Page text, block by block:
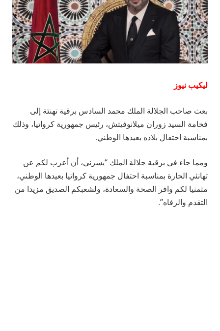
ليكيب نيوز
بعث صاحب الجلالة الملك محمد السادس برقية تهنئة إلى
فخامة السيد زوران ميلانوفيتش، رئيس جمهورية كرواتيا، وذلك
بمناسبة احتفال بلاده بعيدها الوطني.
ومما جاء في برقية جلالة الملك “يسرني، أن أعرب لكم عن
تهانئي الحارة بمناسبة احتفال جمهورية كرواتيا بعيدها الوطني،
متمنيا لكم وافر الصحة والسعادة، ولشعبكم الصديق مزيدا من
التقدم والرفاه”.